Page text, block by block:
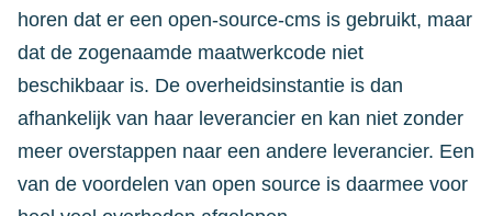
horen dat er een open-source-cms is gebruikt, maar
dat de zogenaamde maatwerkcode niet
beschikbaar is. De overheidsinstantie is dan
afhankelijk van haar leverancier en kan niet zonder
meer overstappen naar een andere leverancier. Een
van de voordelen van open source is daarmee voor